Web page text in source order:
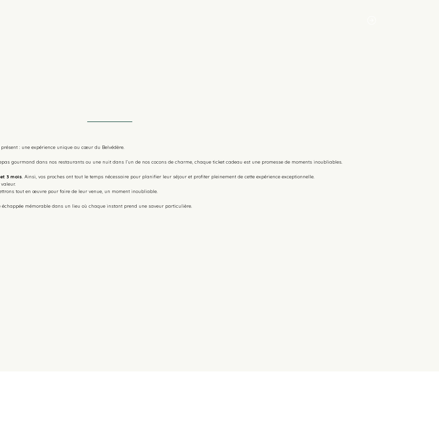
: une expérience unique au cœur du Belvédère.
gourmand dans nos restaurants ou une nuit dans l’un de nos cocons de charme, chaque ticket cadeau est une promesse de moments inoubliables.
3 mois . Ainsi, vos proches ont tout le temps nécessaire pour planifier leur séjour et profiter pleinement de cette expérience exceptionnelle.
tout en œuvre pour faire de leur venue, un moment inoubliable.
mémorable dans un lieu où chaque instant prend une saveur particulière.